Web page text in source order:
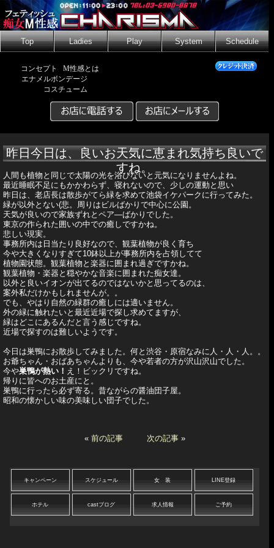
Top Ladies Play System Schedule
コンセプト
M性感とは
エナメルボンデージ
コスチューム
昨日今日は、良いお天気に恵まれ気持ち良いで
すね。
人間も植物と同じで太陽の光を浴びないと元気になりませんよね。
最近睡眠不足にもかかわらず、寝れないので、少しの運動と思い
昨日は、老店長は散歩がてら緑を求めて池袋イケパークに行ってみた。
緑が以外とない(悲。周りはビルばかりで中心に公園。
天気が良いので家族ずれとペア―ばかりでした。
東京の作られた囲いの中での癒しですかね。
悲しい現実。
事務所内は日当たり良好なので、観葉植物が良く育ち
今や大きくなりすぎて10鉢以上が事務所内を占領してて
植物園状態。観葉植物と楽器に囲まれ過ぎですかね。
観葉植物・楽器と穏やかな音楽に囲まれた痴女達。
以外と良いイオンが出てるのではないかと思ってるのは、
案外私だけかもしれませんが。。
でも、やはり自然の緑群の癒しには適いません。
外の緑に触れたいと最近近場で探し求めてますが、
緑はどこにあるんだと言う感じですね。
近場で探すのは難しいようです。
今日は巣鴨にお散歩してみました。何と渋谷・原宿なみに人・人・人。。
お爺ちゃん・おばあちゃんよりも、今や若者の方が沢山沢山でした。
今や巣鴨が熱い！ え！ビックリですね。
帰りに皆へのお土産にと。
巣鴨に行ったら必ず寄る。昔ながらの醤油団子屋。
昭和の懐かしい味の美味しい団子でした。
« 前の記事 次の記事»
キャンペーン スケジュール 女 装 LINE登録
ホテル castブログ 求人情報 ご予約